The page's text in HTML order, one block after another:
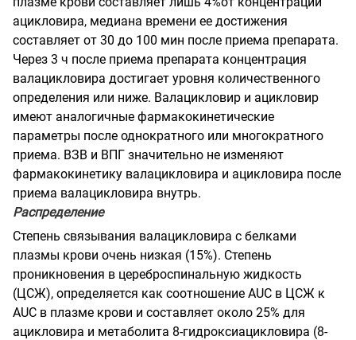
ацикловира, медиана времени ее достижения
составляет от 30 до 100 мин после приема препарата.
Через 3 ч после приема препарата концентрация
валацикловира достигает уровня количественного
определения или ниже. Валацикловир и ацикловир
имеют аналогичные фармакокинетические
параметры после однократного или многократного
приема. ВЗВ и ВПГ значительно не изменяют
фармакокинетику валацикловира и ацикловира после
приема валацикловира внутрь.
Распределение
Степень связывания валацикловира с белками
плазмы крови очень низкая (15%). Степень
проникновения в цереброспинальную жидкость
(ЦСЖ), определяется как соотношение AUC в ЦСЖ к
AUC в плазме крови и составляет около 25% для
ацикловира и метаболита 8-гидроксиацикловира (8-